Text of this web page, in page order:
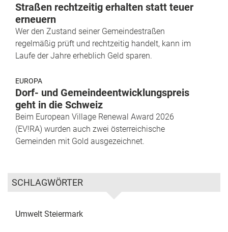
Straßen rechtzeitig erhalten statt teuer
erneuern
Wer den Zustand seiner Gemeindestraßen
regelmäßig prüft und rechtzeitig handelt, kann im
Laufe der Jahre erheblich Geld sparen.
EUROPA
Dorf- und Gemeindeentwicklungspreis
geht in die Schweiz
Beim European Village Renewal Award 2026
(EV!RA) wurden auch zwei österreichische
Gemeinden mit Gold ausgezeichnet.
SCHLAGWÖRTER
Umwelt Steiermark